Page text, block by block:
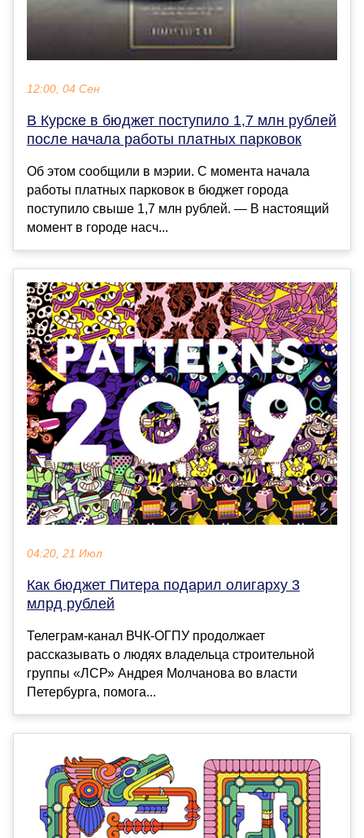
12:00, 04 Сен
В Курске в бюджет поступило 1,7 млн рублей
после начала работы платных парковок
Об этом сообщили в мэрии. С момента начала
работы платных парковок в бюджет города
поступило свыше 1,7 млн рублей. — В нaстоящий
момент в городе нaсч...
04:20, 21 Июл
Как бюджет Питера подарил олигарху 3
млрд рублей
Телеграм-канал ВЧК-ОГПУ продолжает
рассказывать о людях владельца строительной
группы «ЛСР» Андрея Молчанова во власти
Петербурга, помога...